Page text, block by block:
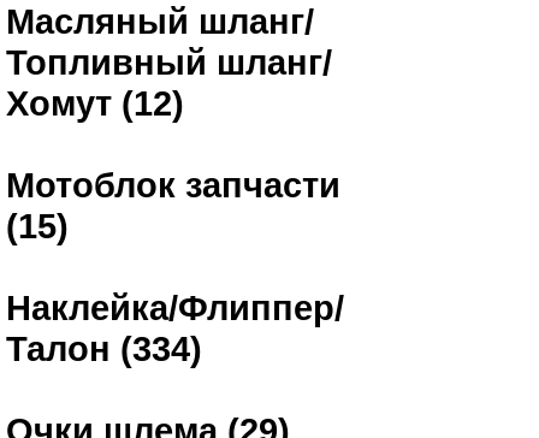
Масляный шланг/
Топливный шланг/
Хомут (12)
Мотоблок запчасти
(15)
Наклейка/Флиппер/
Талон (334)